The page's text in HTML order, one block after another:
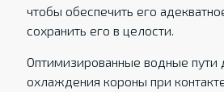
чтобы обеспечить его
сохранить его в целости.
Оптимизированные водные пути
охлаждения короны при